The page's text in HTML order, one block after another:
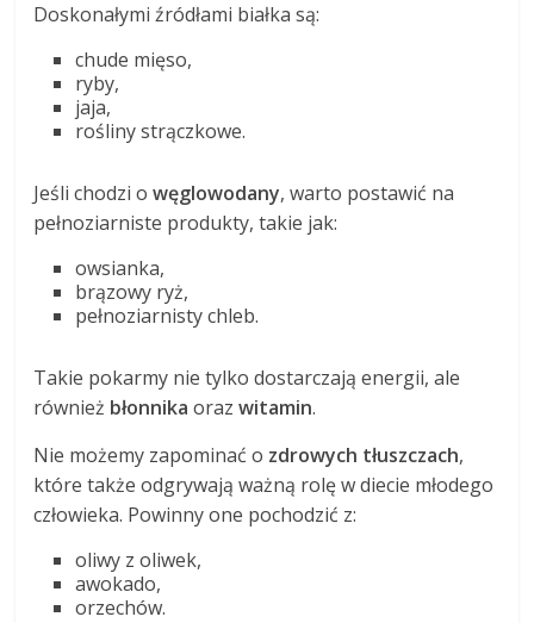
Doskonałymi źródłami białka są:
chude mięso,
ryby,
jaja,
rośliny strączkowe.
Jeśli chodzi owęglowodany, warto postawić na
pełnoziarniste produkty, takie jak:
owsianka,
brązowy ryż,
pełnoziarnisty chleb.
Takie pokarmy nie tylko dostarczają energii, ale
również błonnika orazwitamin.
Nie możemy zapominać o zdrowych tłuszczach,
które także odgrywają ważną rolę w diecie młodego
człowieka. Powinny one pochodzić z:
oliwy z oliwek,
awokado,
orzechów.